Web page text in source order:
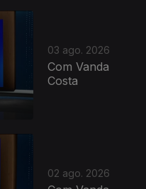
03 ago. 2026
Com Vanda
Costa
02 ago. 2026